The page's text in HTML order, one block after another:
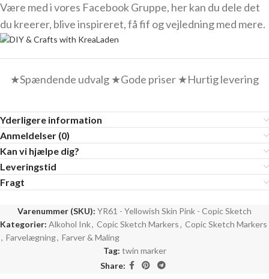
Være med i vores Facebook Gruppe, her kan du dele det
du kreerer, blive inspireret, få fif og vejledning med mere.
★Spændende udvalg ★Gode priser ★Hurtig levering
Yderligere information
Anmeldelser (0)
Kan vi hjælpe dig?
Leveringstid
Fragt
Varenummer (SKU): YR61 - Yellowish Skin Pink - Copic Sketch
Kategorier: Alkohol Ink, Copic Sketch Markers, Copic Sketch Markers
, Farvelægning, Farver & Maling
Tag: twin marker
Share: